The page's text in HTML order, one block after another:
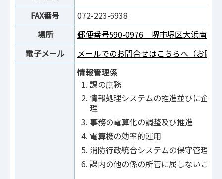
FAX番号
072-223-6938
場所
郵便番号590-0976 堺市堺区大浜南町
電子メール
メールでのお問合せはこちらへ（お問
情報管理係
課の庶務
情報処理システムの推進並びに企画
理
事務の電算化の調整及び推進
電算機の効率的運用
消防行政統合システムの保守管理
課内の他の係の所管に属しないこと